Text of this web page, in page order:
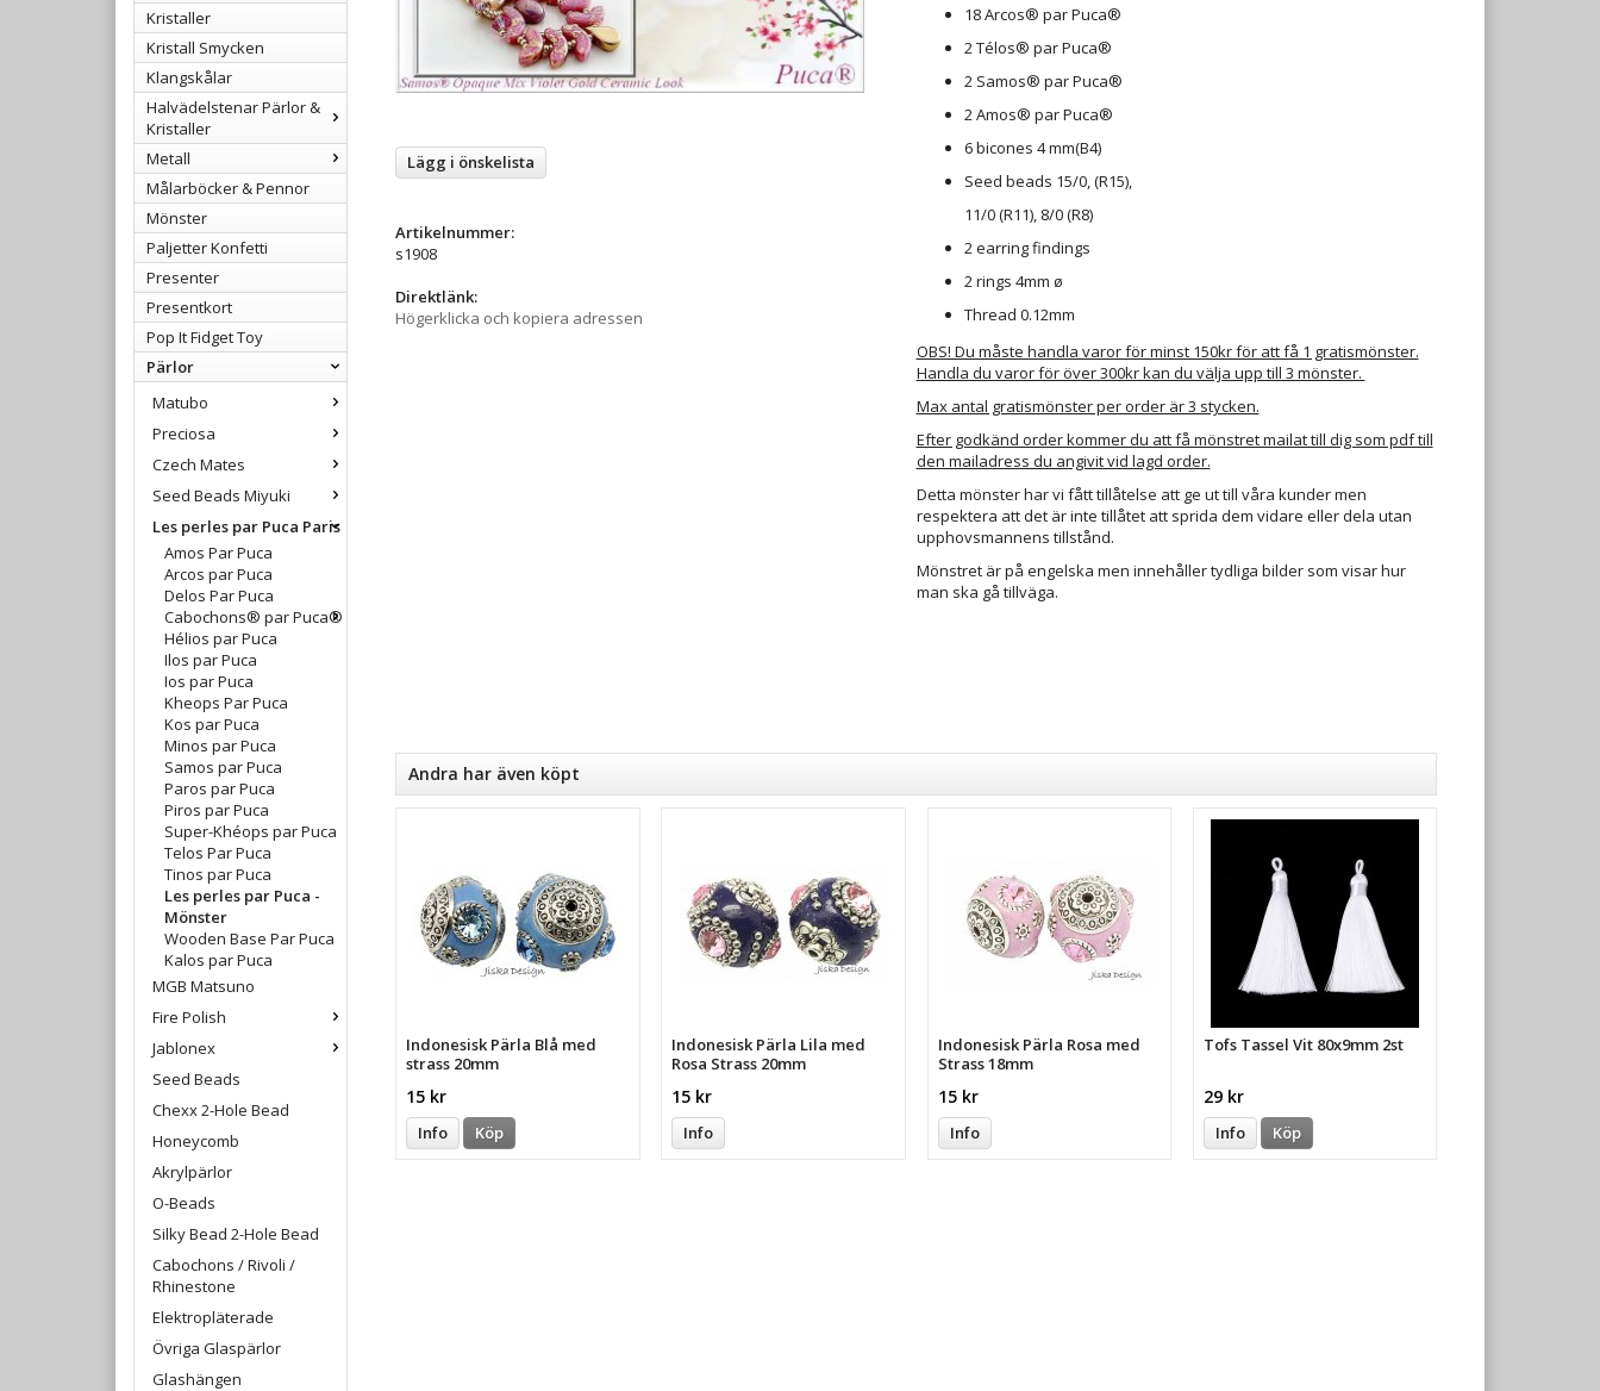
Kristaller
Kristall Smycken
Klangskålar
Halvädelstenar Pärlor &
Kristaller
Metall
Målarböcker & Pennor
Mönster
Paljetter Konfetti
Presenter
Presentkort
Pop It Fidget Toy
Pärlor
Matubo
Preciosa
Czech Mates
Seed Beads Miyuki
Les perles par Puca Paris
Amos Par Puca
Arcos par Puca
Delos Par Puca
Cabochons® par Puca®
Hélios par Puca
Ilos par Puca
Ios par Puca
Kheops Par Puca
Kos par Puca
Minos par Puca
Samos par Puca
Paros par Puca
Piros par Puca
Super-Khéops par Puca
Telos Par Puca
Tinos par Puca
Les perles par Puca -
Mönster
Wooden Base Par Puca
Kalos par Puca
MGB Matsuno
Fire Polish
Jablonex
Seed Beads
Chexx 2-Hole Bead
Honeycomb
Akrylpärlor
O-Beads
Silky Bead 2-Hole Bead
Cabochons / Rivoli /
Rhinestone
Elektropläterade
Övriga Glaspärlor
Glashängen
18 Arcos® par Puca®
2 Télos® par Puca®
2 Samos® par Puca®
2 Amos® par Puca®
6 bicones 4 mm(B4)
Seed beads 15/0, (R15),
11/0 (R11), 8/0 (R8)
2 earring findings
2 rings 4mm ø
Thread 0.12mm
OBS! Du måste handla varor för minst 150kr för att få 1 gratismönster.
Handla du varor för över 300kr kan du välja upp till 3 mönster.
Max antal gratismönster per order är 3 stycken.
Efter godkänd order kommer du att få mönstret mailat till dig som pdf till
den mailadress du angivit vid lagd order.
Detta mönster har vi fått tillåtelse att ge ut till våra kunder men
respektera att det är inte tillåtet att sprida dem vidare eller dela utan
upphovsmannens tillstånd.
Mönstret är på engelska men innehåller tydliga bilder som visar hur
man ska gå tillväga.
Lägg i önskelista
Artikelnummer:
s1908
Direktlänk:
Högerklicka och kopiera adressen
Andra har även köpt
Indonesisk Pärla Blå med
strass 20mm
15 kr
Info Köp
Indonesisk Pärla Lila med
Rosa Strass 20mm
15 kr
Info
Indonesisk Pärla Rosa med
Strass 18mm
15 kr
Info
Tofs Tassel Vit 80x9mm 2st
29 kr
Info Köp